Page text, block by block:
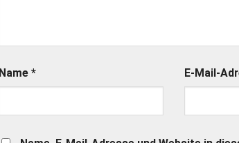
Name * E-Mail-